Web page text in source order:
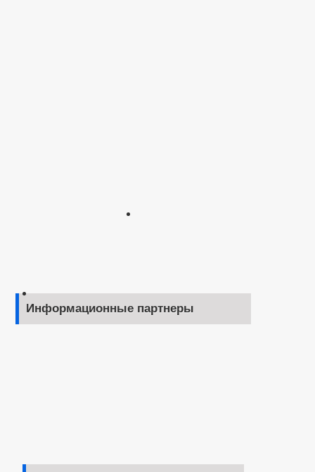
Информационные партнеры